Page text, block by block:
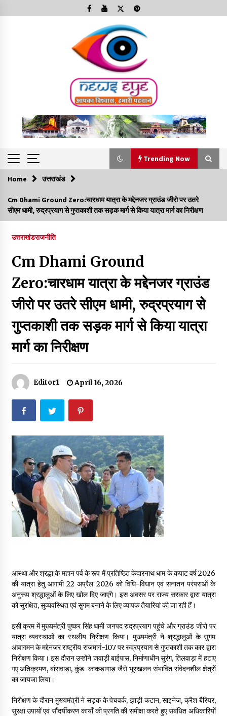
to
Trending Now
Trending Now
Minorities Rights Day : विश्व अल्पसंख्यक अधिकार दिवस
कार्यक्रम में शामिल हुए सीएम,आधुनिक मदरसों का नाम अब्दुल कलाम के नाम
Thought Of The Day 7 September
September 7, 2023
Thought Of The Day 6 September
September 6, 2023
Thought Of The Day 17 May
May 17, 2022
Thought Of The Day 16 May
May 16, 2022
Thought Of The Day 14 May
May 14, 2022
Thought Of The Day 12 May
May 12, 2022
Thought Of The Day 11 May
May 11, 2022
Home उत्तराखंड
Cm Dhami Ground Zero:चारधाम यात्रा के मद्देनजर ग्राउंड जीरो पर उतरे
सीएम धामी, रुद्रप्रयाग से गुप्तकाशी तक सड़क मार्ग से किया यात्रा मार्ग का निरीक्षण
उत्तराखंडराजनीति
Cm Dhami Ground
Zero:चारधाम यात्रा के मद्देनजर ग्राउंड
जीरो पर उतरे सीएम धामी, रुद्रप्रयाग से
गुप्तकाशी तक सड़क मार्ग से किया यात्रा
मार्ग का निरीक्षण
Editor1 April 16, 2026
आस्था और श्रद्धा के महान पर्व के रूप में प्रतिष्ठित केदारनाथ धाम के कपाट वर्ष 2026
की यात्रा हेतु आगामी 22 अप्रैल 2026 को विधि-विधान एवं सनातन परंपराओं के
अनुरूप श्रद्धालुओं के लिए खोल दिए जाएंगे। इस अवसर पर राज्य सरकार द्वारा यात्रा
को सुरक्षित, सुव्यवस्थित एवं सुगम बनाने के लिए व्यापक तैयारियां की जा रही हैं।
इसी क्रम में मुख्यमंत्री पुष्कर सिंह धामी जनपद रुद्रप्रयाग पहुंचे और ग्राउंड जीरो पर
यात्रा व्यवस्थाओं का स्थलीय निरीक्षण किया। मुख्यमंत्री ने श्रद्धालुओं के सुगम
आवागमन के मद्देनजर राष्ट्रीय राजमार्ग-107 पर रुद्रप्रयाग से गुप्तकाशी तक कार द्वारा
निरीक्षण किया। इस दौरान उन्होंने जवाड़ी बाईपास, निर्माणाधीन सुरंग, तिलवाड़ा में हटाए
गए अतिक्रमण, बांसवाड़ा, कुंड-काकड़ागाड़ जैसे भूस्खलन संभावित संवेदनशील क्षेत्रों
का जायजा लिया।
निरीक्षण के दौरान मुख्यमंत्री ने सड़क के पेचवर्क, झाड़ी कटान, साइनेज, क्रैश बैरियर,
सुरक्षा उपायों एवं सौंदर्यीकरण कार्यों की प्रगति की समीक्षा करते हुए संबंधित अधिकारियों